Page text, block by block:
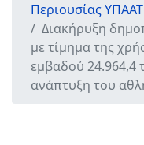
Περιουσίας ΥΠΑΑΤ
Διακήρυξη
με τίμημα της
εμβαδού 24.964,4
ανάπτυξη του